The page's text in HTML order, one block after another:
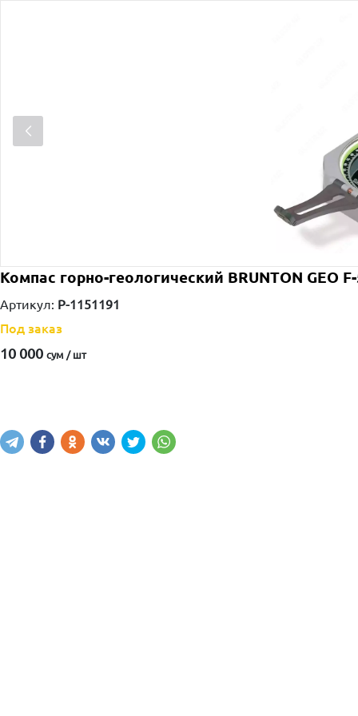
Компас горно-геологический BRUNTON GEO
Артикул: P-1151191
Под заказ
10 000 сум / шт